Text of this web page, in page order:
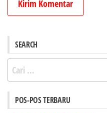
SEARCH
Cari
untuk:
POS-POS TERBARU